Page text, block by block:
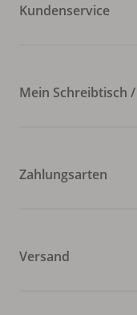
Kundenservice
Mein Schreibtisch
Zahlungsarten
Versand